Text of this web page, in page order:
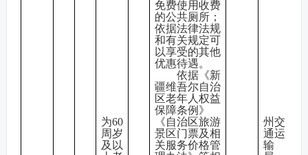
为60
周岁
及以
免费使用收费
的公共厕所；
依据法律法规
和有关规定可
以享受的其他
优惠待遇。
依据《新
疆维吾尔自治
区老年人权益
保障条例》
《自治区旅游
景区门票及相
关服务价格管
州交
通运
输